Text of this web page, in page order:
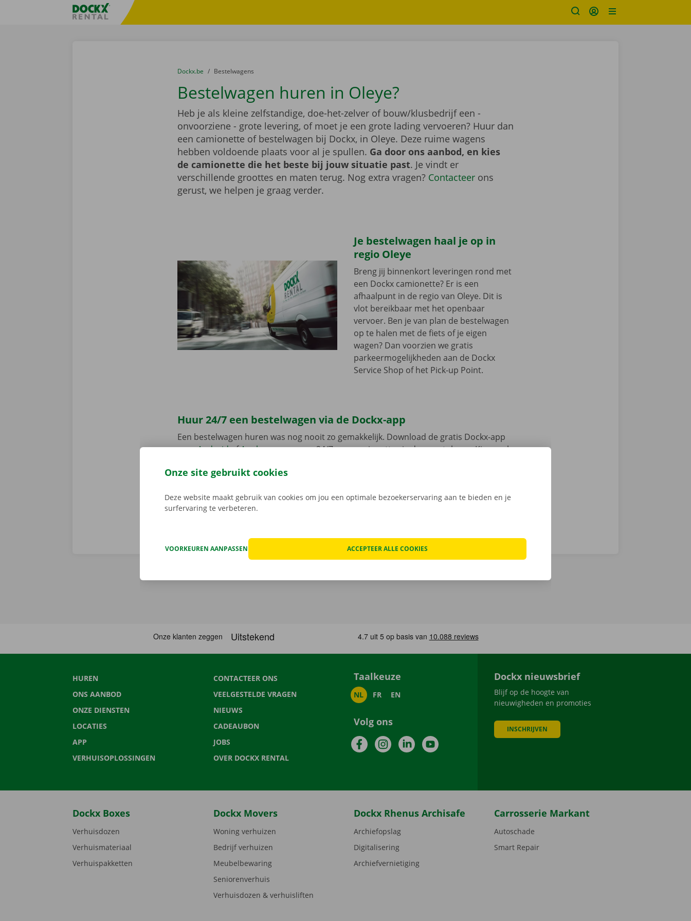
Taalselectie overslaanFratello DEMO
U bevindt zich hier:
van
Dockx.be naar
Bestelwagens
Bestelwagen huren in Oleye?
Heb je als kleine zelfstandige, doe-het-zelver of bouw/klusbedrijf een -
onvoorziene - grote levering, of moet je een grote lading vervoeren? Huur dan
een camionette of bestelwagen bij Dockx, in Oleye. Deze ruime wagens
hebben voldoende plaats voor al je spullen. Ga door ons aanbod, en kies
de camionette die het beste bij jouw situatie past. Je vindt er
verschillende groottes en maten terug. Nog extra vragen? Contacteerons
gerust, we helpen je graag verder.
Je bestelwagen haal je op in
regio Oleye
Breng jij binnenkort leveringen rond met
een Dockx camionette? Er is een
afhaalpunt in de regio van Oleye. Dit is
vlot bereikbaar met het openbaar
vervoer. Ben je van plan de bestelwagen
op te halen met de fiets of je eigen
wagen? Dan voorzien we gratis
parkeermogelijkheden aan de Dockx
Service Shop of het Pick-up Point.
Huur 24/7 een bestelwagen via de Dockx-app
Een bestelwagen huren was nog nooit zo gemakkelijk. Download de gratis Dockx-app
voorAndroidofAppleen reserveer 24/7 een camionette via de smartphone. Kies snel
huurwagen op in een Pick-up Point of Dockx Service Shop naar keuze.
HUREN
ONS AANBOD
ONZE DIENSTEN
LOCATIES
APP
VERHUISOPLOSSINGEN
CONTACTEER ONS
VEELGESTELDE VRAGEN
NIEUWS
CADEAUBON
JOBS
OVER DOCKX RENTAL
Taalkeuze
NL FR EN
Volg ons
FacebookInstagramLinkedInYouTube
Dockx nieuwsbrief
Blijf op de hoogte van
nieuwigheden en promoties
INSCHRIJVEN
Dockx Boxes
Verhuisdozen
Verhuismateriaal
Verhuispakketten
Dockx Movers
Woning verhuizen
Bedrijf verhuizen
Meubelbewaring
Seniorenverhuis
Verhuisdozen & verhuisliften
Dockx Rhenus Archisafe
Archiefopslag
Digitalisering
Archiefvernietiging
Carrosserie Markant
Autoschade
Smart Repair
Onze site gebruikt cookies
Deze website maakt gebruik van cookies om jou een optimale bezoekerservaring aan te bieden en je
surfervaring te verbeteren.
VOORKEUREN AANPASSEN ACCEPTEER ALLE COOKIES